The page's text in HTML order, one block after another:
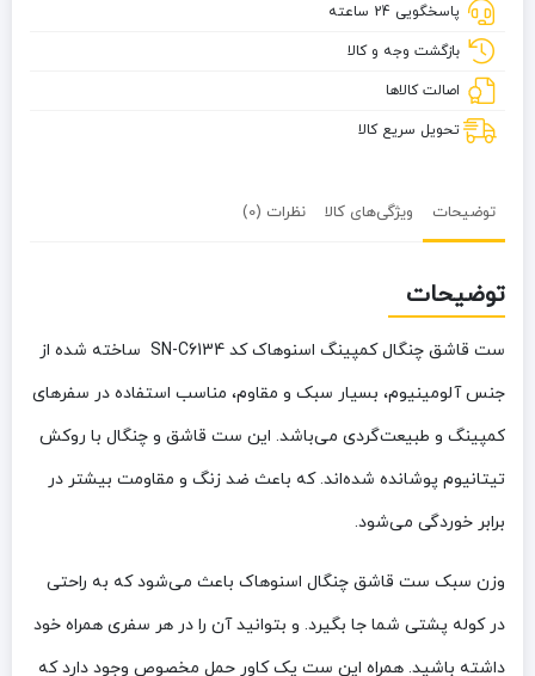
کد
SN-
پاسخگویی 24 ساعته
بازگشت وجه و کالا
اصالت کالاها
تحویل سریع کالا
توضیحات ویژگی‌های کالا نظرات (0)
توضیحات
ست قاشق چنگال کمپینگ اسنوهاک کد SN-C6134
ساخته شده از
جنس آلومینیوم، بسیار سبک و مقاوم، مناسب استفاده در سفرهای
کمپینگ و طبیعت‌گردی می‌باشد. این ست قاشق و چنگال با روکش
تیتانیوم پوشانده شده‌اند. که باعث ضد زنگ و مقاومت بیشتر در
برابر خوردگی می‌شود.
وزن سبک ست قاشق چنگال اسنوهاک باعث می‌شود که به راحتی
در کوله‌ پشتی شما جا بگیرد. و بتوانید آن را در هر سفری همراه خود
داشته باشید. همراه این ست یک کاور حمل مخصوص وجود دارد که